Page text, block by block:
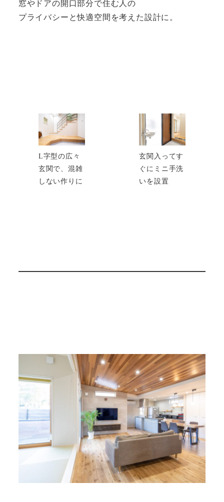
窓やドアの開口部分で住む人の
プライバシーと快適空間を考えた設計に。
L字型の広々
玄関で、混雑
しない作りに
玄関入ってす
ぐにミニ手洗
いを設置